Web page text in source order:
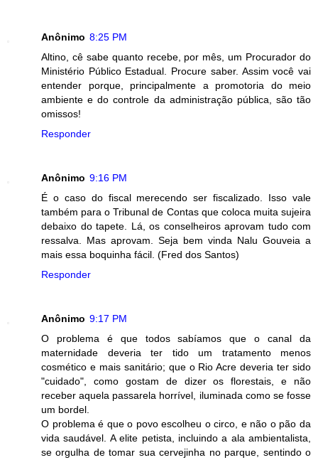
Anônimo 8:25 PM
Altino, cê sabe quanto recebe, por mês, um Procurador do
Ministério Público Estadual. Procure saber. Assim você vai
entender porque, principalmente a promotoria do meio
ambiente e do controle da administração pública, são tão
omissos!
Responder
Anônimo 9:16 PM
É o caso do fiscal merecendo ser fiscalizado. Isso vale
também para o Tribunal de Contas que coloca muita sujeira
debaixo do tapete. Lá, os conselheiros aprovam tudo com
ressalva. Mas aprovam. Seja bem vinda Nalu Gouveia a
mais essa boquinha fácil. (Fred dos Santos)
Responder
Anônimo 9:17 PM
O problema é que todos sabíamos que o canal da
maternidade deveria ter tido um tratamento menos
cosmético e mais sanitário; que o Rio Acre deveria ter sido
"cuidado", como gostam de dizer os florestais, e não
receber aquela passarela horrível, iluminada como se fosse
um bordel.
O problema é que o povo escolheu o circo, e não o pão da
vida saudável. A elite petista, incluindo a ala ambientalista,
se orgulha de tomar sua cervejinha no parque, sentindo o